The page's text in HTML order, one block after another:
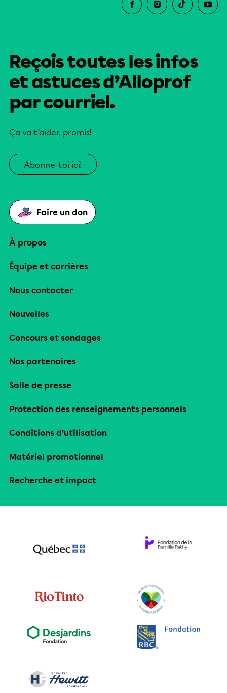
Reçois toutes les infos
et astuces d’Alloprof
par courriel.
Ça va t’aider, promis!
Abonne-toi ici!
Faire un don
À propos
Équipe et carrières
Nous contacter
Nouvelles
Concours et sondages
Nos partenaires
Salle de presse
Protection des renseignements personnels
Conditions d’utilisation
Matériel promotionnel
Recherche et impact